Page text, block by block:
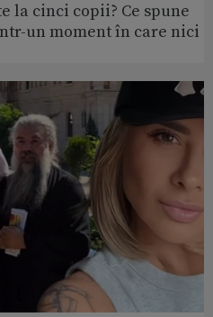
la cinci copii? Ce spune
un moment în care nici